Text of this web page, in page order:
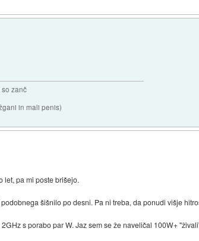
zanč
in mali penis)
let, pa mi poste brišejo.
šišnilo po desni. Pa ni treba, da ponudi višje
s porabo par W. Jaz sem se že naveličal 100W+